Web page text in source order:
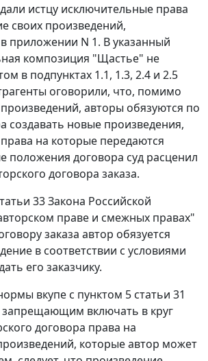
истцу исключительные права
своих произведений,
приложении N 1. В указанный
композиция "Щастье" не
в подпунктах 1.1, 1.3, 2.4 и 2.5
оговорили, что, помимо
авторы обязуются по
создавать новые произведения,
на которые передаются
положения договора суд расценил
договора заказа.
33Закона Российской
праве и смежных правах"
заказа автор обязуется
в соответствии с условиями
его заказчику.
вкупе с пунктом 5 статьи 31
запрещающим включать в круг
договора права на
которые автор может